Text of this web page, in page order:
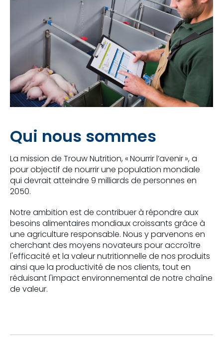
Qui nous sommes
La mission de Trouw Nutrition, « Nourrir l’avenir », a
pour objectif de nourrir une population mondiale
qui devrait atteindre 9 milliards de personnes en
2050.
Notre ambition est de contribuer à répondre aux
besoins alimentaires mondiaux croissants grâce à
une agriculture responsable. Nous y parvenons en
cherchant des moyens novateurs pour accroître
l'efficacité et la valeur nutritionnelle de nos produits
ainsi que la productivité de nos clients, tout en
réduisant l'impact environnemental de notre chaîne
de valeur.